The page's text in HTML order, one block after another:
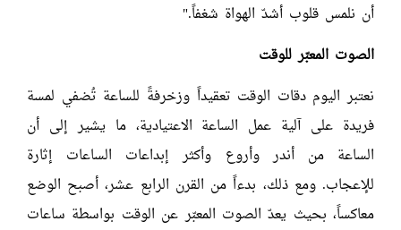
أن نلمس قلوب أشدّ الهواة شغفاً."
الصوت المعبّر للوقت
نعتبر اليوم دقات الوقت تعقيداً وزخرفةً للساعة تُضفي لمسة
فريدة على آلية عمل الساعة الاعتيادية، ما يشير إلى أن
الساعة من أندر وأروع وأكثر إبداعات الساعات إثارة
للإعجاب. ومع ذلك، بدءاً من القرن الرابع عشر، أصبح الوضع
معاكساً، بحيث يعدّ الصوت المعبّر عن الوقت بواسطة ساعات